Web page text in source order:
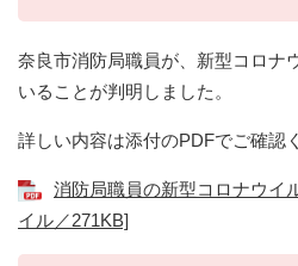
奈良市消防局職員が、新型コロナ
いることが判明しました。
詳しい内容は添付のPDFでご確認
消防局職員の新型コロナウイ
イル／271KB]